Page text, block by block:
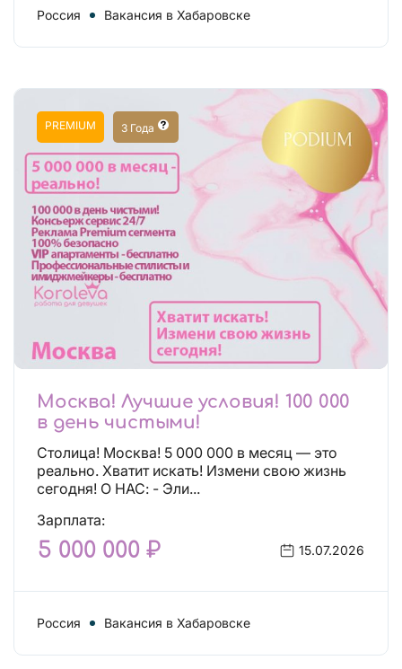
Россия Вакансия в Хабаровске
PREMIUM 3 Года
Москва! Лучшие условия! 100 000
в день чистыми!
Столица! Москва! 5 000 000 в месяц — это
реально. Хватит искать! Измени свою жизнь
сегодня! О НАС: - Эли...
Зарплата:
5 000 000 ₽ 15.07.2026
Россия Вакансия в Хабаровске